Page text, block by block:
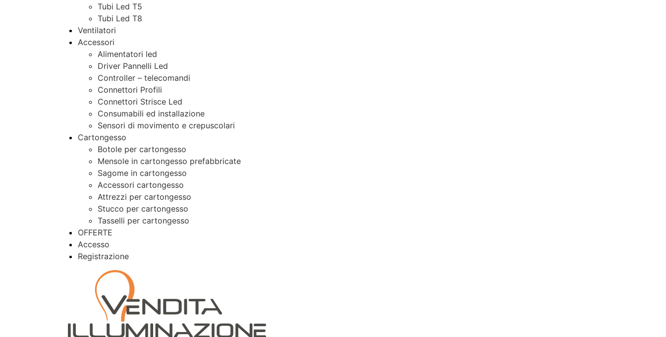
Tubi Led T5
Tubi Led T8
Ventilatori
Accessori
Alimentatori led
Driver Pannelli Led
Controller – telecomandi
Connettori Profili
Connettori Strisce Led
Consumabili ed installazione
Sensori di movimento e crepuscolari
Cartongesso
Botole per cartongesso
Mensole in cartongesso prefabbricate
Sagome in cartongesso
Accessori cartongesso
Attrezzi per cartongesso
Stucco per cartongesso
Tasselli per cartongesso
OFFERTE
Accesso
Registrazione